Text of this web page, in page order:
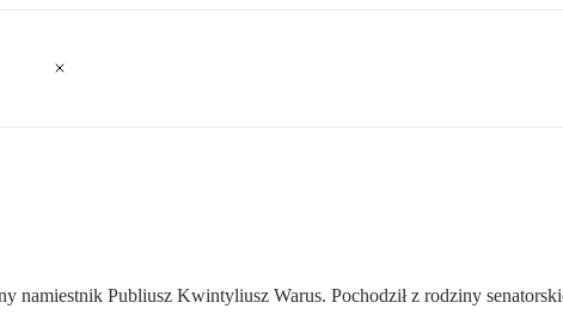
Publiusz Kwintyliusz Warus. Pochodził z rodziny